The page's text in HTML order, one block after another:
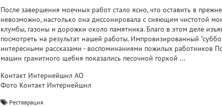
После завершения моечных работ стало ясно, что оставить в
невозможно, настолько она диссонировала с сияющим чистотой
клумбы, газоны и дорожки около памятника. Благо в этом деле
посмотреть на результат нашей работы. Импровизированный
интересными рассказами - воспоминаниями пожилых работников
машин гранитного щебня показались песочной горкой ...
Контакт Интернейшнл АО
Фото Контакт Интернейшнл
Реставрация